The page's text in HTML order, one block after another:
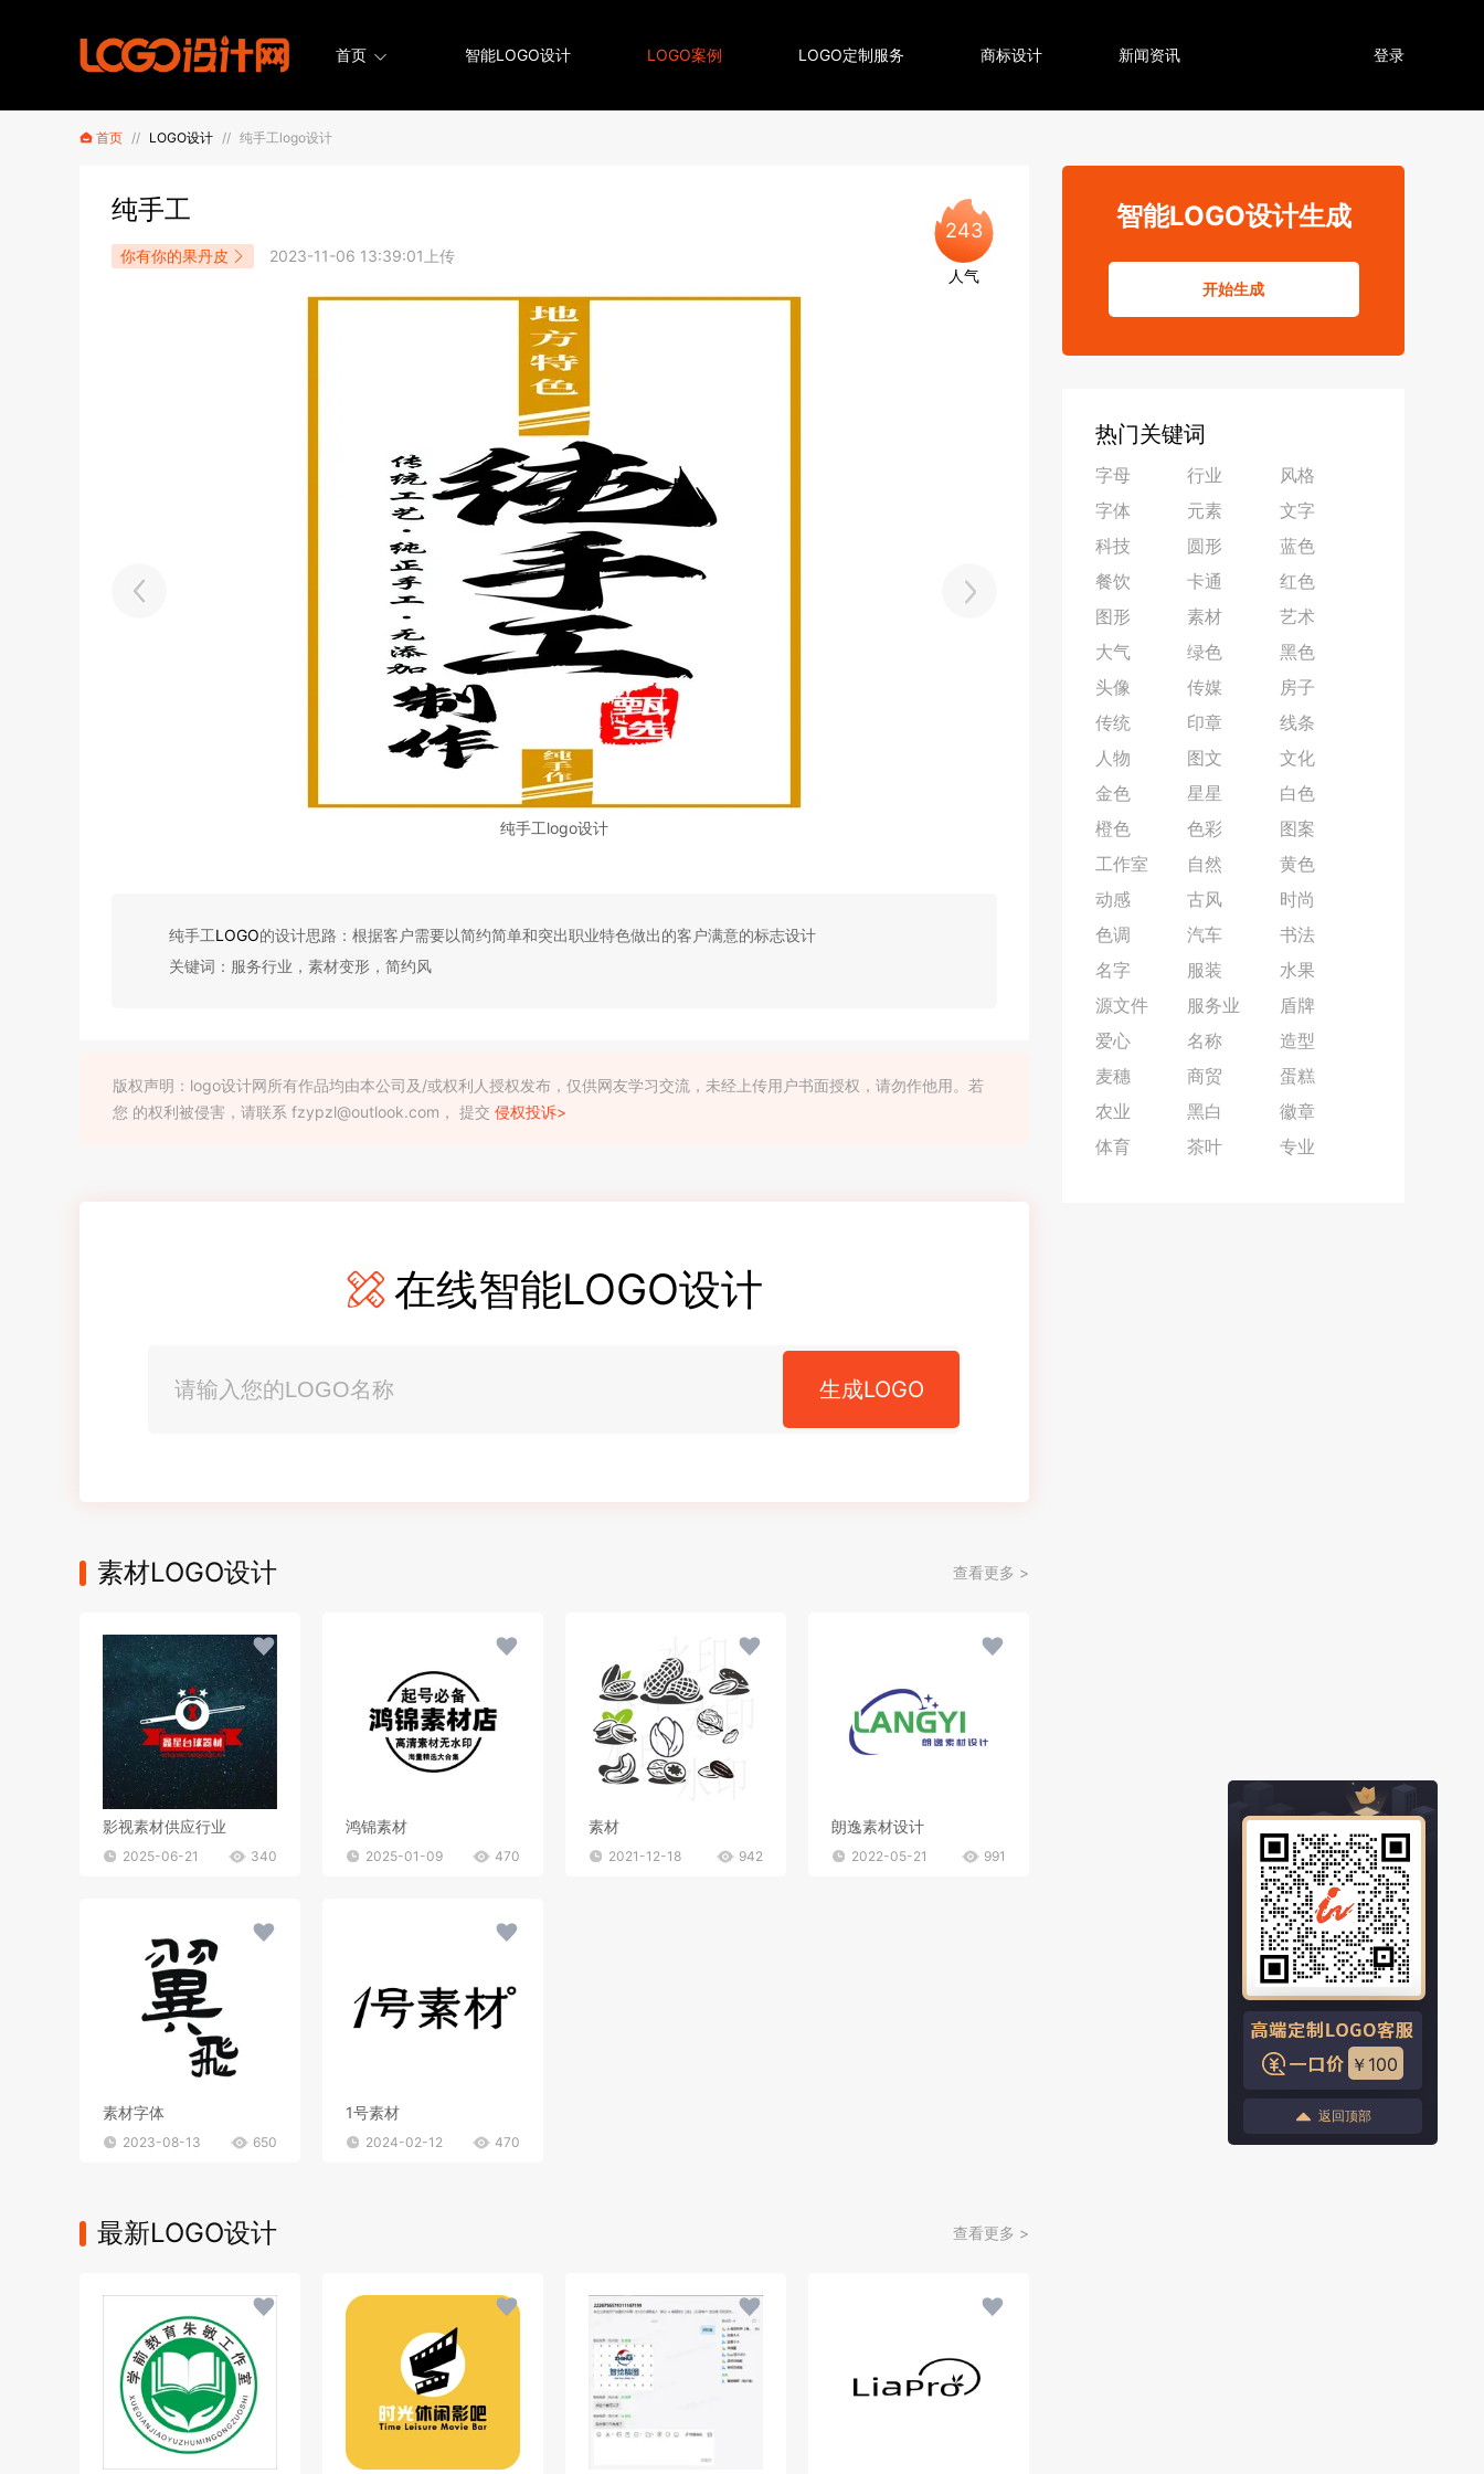
首页 智能LOGO设计 LOGO案例 LOGO定制服务 商标设计 新闻资讯 登录
首页 // LOGO设计 // 纯手工logo设计
纯手工
你有你的果丹皮 2023-11-06 13:39:01上传
243
人气
纯手工logo设计
纯手工LOGO的设计思路：根据客户需要以简约简单和突出职业特色做出的客户满意的标志设计
关键词：服务行业，素材变形，简约风
版权声明：logo设计网所有作品均由本公司及/或权利人授权发布，仅供网友学习交流，未经上传用户书面授权，请勿作他用。若
您 的权利被侵害，请联系 fzypzl@outlook.com， 提交 侵权投诉>
在线智能LOGO设计
生成LOGO
素材LOGO设计 查看更多 >
影视素材供应行业
2025-06-21 340
鸿锦素材
2025-01-09 470
素材
2021-12-18 942
朗逸素材设计
2022-05-21 991
素材字体
2023-08-13 650
1号素材
2024-02-12 470
最新LOGO设计 查看更多 >
智能LOGO设计生成
开始生成
热门关键词
字母 行业
风格
字体
元素
文字
科技
圆形
蓝色
餐饮
卡通
红色
图形
素材
艺术
大气
绿色
黑色
头像
传媒
房子
传统
印章
线条
人物
图文
文化
金色
星星
白色
橙色
色彩
图案
工作室
自然
黄色
动感
古风
时尚
色调
汽车
书法
名字
服装
水果
源文件
服务业
盾牌
爱心
名称
造型
麦穗
商贸
蛋糕
农业
黑白
徽章
体育
茶叶 专业
￥100
返回顶部